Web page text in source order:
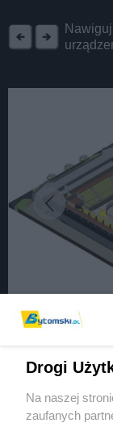
Wydawca mediów
Drogi
Na naszej
zaufanych